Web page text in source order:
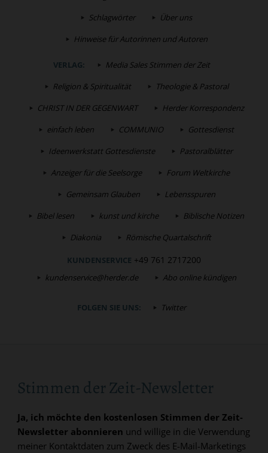
Schlagwörter
Über uns
Hinweise für Autorinnen und Autoren
VERLAG:
Media Sales Stimmen der Zeit
Religion & Spiritualität
Theologie & Pastoral
CHRIST IN DER GEGENWART
Herder Korrespondenz
einfach leben
COMMUNIO
Gottesdienst
Ideenwerkstatt Gottesdienste
Pastoralblätter
Anzeiger für die Seelsorge
Forum Weltkirche
Gemeinsam Glauben
Lebensspuren
Bibel lesen
kunst und kirche
Biblische Notizen
Diakonia
Römische Quartalschrift
KUNDENSERVICE +49 761 2717200
kundenservice@herder.de Abo online kündigen
FOLGEN SIE UNS: Twitter
Stimmen der Zeit-Newsletter
Ja, ich möchte den kostenlosen Stimmen der Zeit-
Newsletter abonnieren und willige in die Verwendung
meiner Kontaktdaten zum Zweck des E-Mail-Marketings